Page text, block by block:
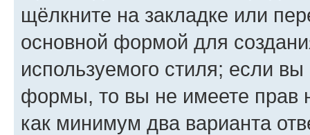
щёлкните на закладке или
основной формой для
используемого стиля; если
формы, то вы не имеете прав
как минимум два варианта